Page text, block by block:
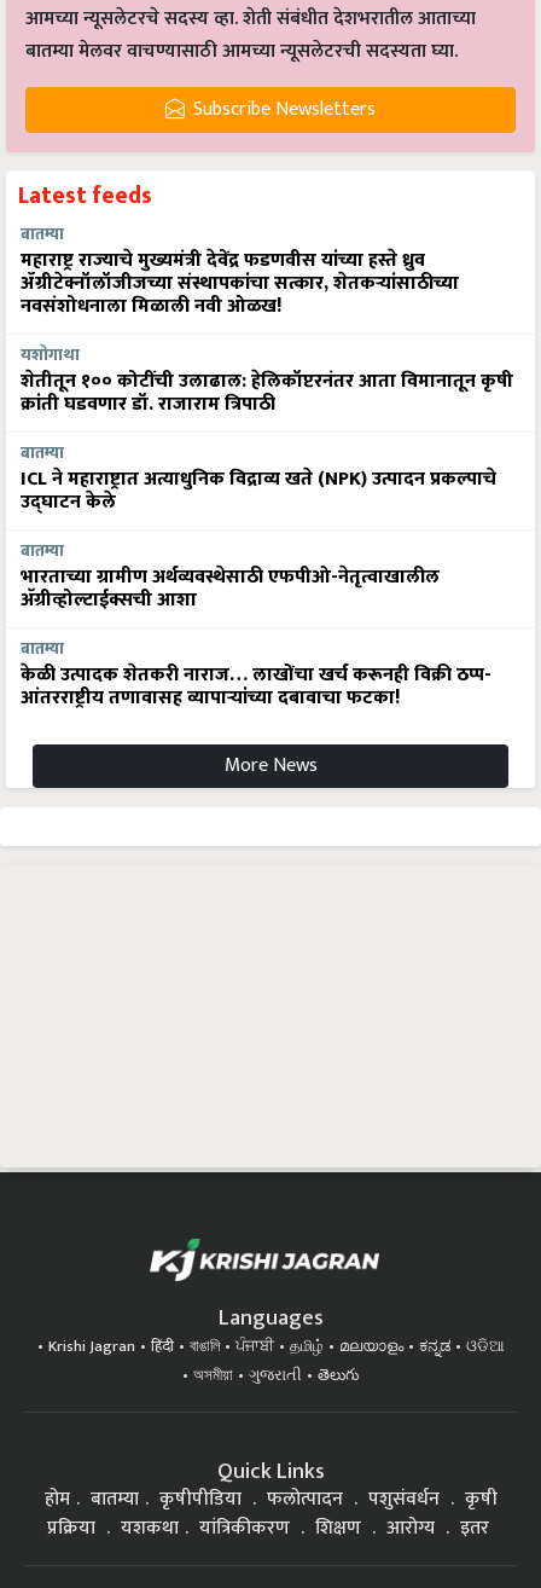
आमच्या न्यूसलेटरचे सदस्य व्हा. शेती संबंधीत देशभरातील आताच्या
बातम्या मेलवर वाचण्यासाठी आमच्या न्यूसलेटरची सदस्यता घ्या.
Subscribe Newsletters
Latest feeds
बातम्या
महाराष्ट्र राज्याचे मुख्यमंत्री देवेंद्र फडणवीस यांच्या हस्ते ध्रुव
ॲग्रीटेक्नॉलॉजीजच्या संस्थापकांचा सत्कार, शेतकऱ्यांसाठीच्या
नवसंशोधनाला मिळाली नवी ओळख!
यशोगाथा
शेतीतून १०० कोटींची उलाढाल: हेलिकॉप्टरनंतर आता विमानातून कृषी
क्रांती घडवणार डॉ. राजाराम त्रिपाठी
बातम्या
ICL ने महाराष्ट्रात अत्याधुनिक विद्राव्य खते (NPK) उत्पादन प्रकल्पाचे
उद्घाटन केले
बातम्या
भारताच्या ग्रामीण अर्थव्यवस्थेसाठी एफपीओ-नेतृत्वाखालील
अ‍ॅग्रीव्होल्टाईक्सची आशा
बातम्या
केळी उत्पादक शेतकरी नाराज… लाखोंचा खर्च करूनही विक्री ठप्प-
आंतरराष्ट्रीय तणावासह व्यापाऱ्यांच्या दबावाचा फटका!
More News
Languages
Krishi Jagran हिंदी বাঙালি ਪੰਜਾਬੀ தமிழ் മലയാളം ಕನ್ನಡ
ଓଡିଆ
অসমীয়া
ગુજરાતી తెలుగు
Quick Links
होम बातम्या कृषीपीडिया फलोत्पादन पशुसंवर्धन
कृषी
प्रक्रिया
यशकथा यांत्रिकीकरण शिक्षण आरोग्य इतर